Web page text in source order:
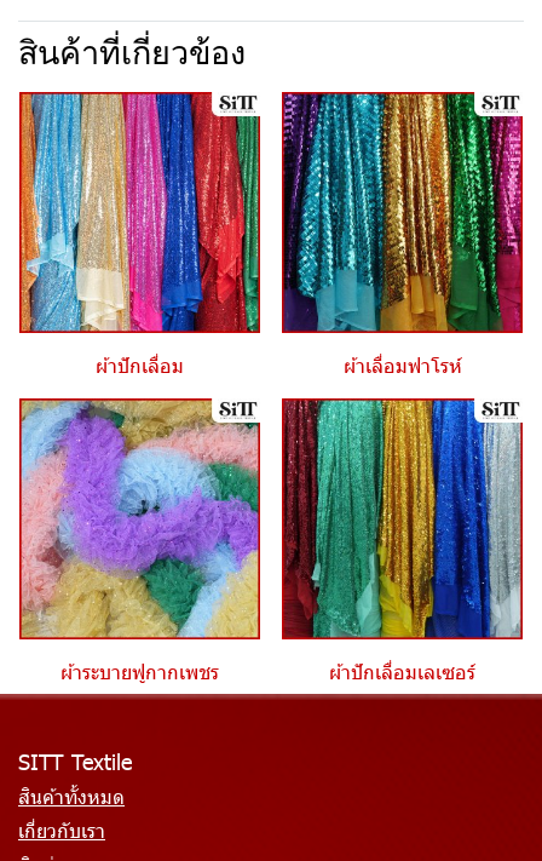
สินค้าที่เกี่ยวข้อง
ผ้าปักเลื่อม ผ้าเลื่อมฟาโรห์
ผ้าระบายฟูกากเพชร ผ้าปักเลื่อมเลเซอร์
SITT Textile
สินค้าทั้งหมด
เกี่ยวกับเรา